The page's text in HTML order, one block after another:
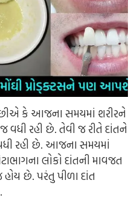
કે આજના સમયમાં શરીરને
રહી છે. તેવી જ રીતે દાંતને
રહી છે. આજના સમયમાં
લોકો દાંતની માવજત
છે. પરંતુ પીળા દાંત